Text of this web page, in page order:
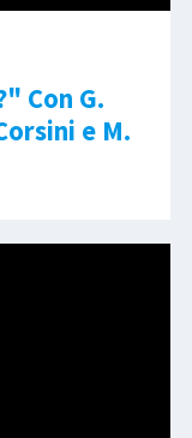
Con G.
e M.